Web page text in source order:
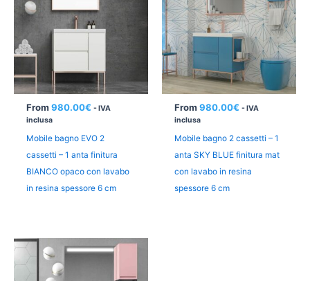
From 980.00€ - IVA
inclusa
Mobile bagno EVO 2
cassetti – 1 anta finitura
BIANCO opaco con lavabo
in resina spessore 6 cm
From 980.00€ - IVA
inclusa
Mobile bagno 2 cassetti – 1
anta SKY BLUE finitura mat
con lavabo in resina
spessore 6 cm